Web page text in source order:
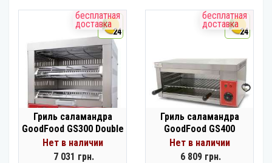
бесплатная
доставка
24
Гриль саламандра
GoodFood GS300 Double
Нет в наличии
7 031 грн.
бесплатная
доставка
24
Гриль саламандра
GoodFood GS400
Нет в наличии
6 809 грн.